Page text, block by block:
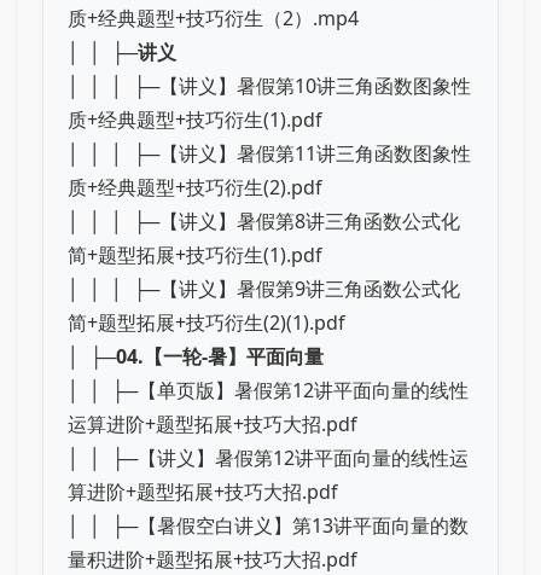
质+经典题型+技巧衍生（2）.mp4
│ │ ├─讲义
│ │ │ ├─【讲义】暑假第10讲三角函数图象性
质+经典题型+技巧衍生(1).pdf
│ │ │ ├─【讲义】暑假第11讲三角函数图象性
质+经典题型+技巧衍生(2).pdf
│ │ │ ├─【讲义】暑假第8讲三角函数公式化
简+题型拓展+技巧衍生(1).pdf
│ │ │ ├─【讲义】暑假第9讲三角函数公式化
简+题型拓展+技巧衍生(2)(1).pdf
│ ├─04.【一轮-暑】平面向量
│ │ ├─【单页版】暑假第12讲平面向量的线性
运算进阶+题型拓展+技巧大招.pdf
│ │ ├─【讲义】暑假第12讲平面向量的线性运
算进阶+题型拓展+技巧大招.pdf
│ │ ├─【暑假空白讲义】第13讲平面向量的数
量积进阶+题型拓展+技巧大招.pdf